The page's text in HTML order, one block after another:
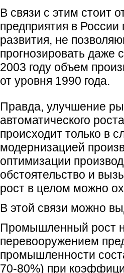
В связи с этим стоит
предприятия в
развития, не
прогнозировать даже
2003 году объем
от уровня 1990 года.
Правда, улучшение
автоматического
происходит только в
модернизацией
оптимизации
обстоятельство и
рост в целом можно
В этой связи можно
Промышленный рост
перевооружением
промышленности
70-80%) при